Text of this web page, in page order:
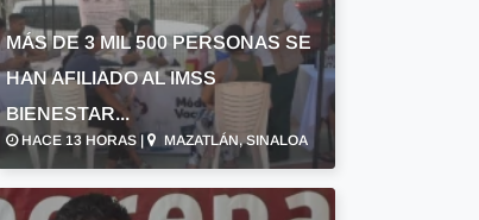
MÁS DE 3 MIL 500 PERSONAS SE
HAN AFILIADO AL IMSS
BIENESTAR...
HACE 13 HORAS | MAZATLÁN, SINALOA